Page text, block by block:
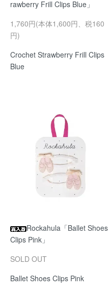
rawberry Frill Clips Blue」
1,760円(本体1,600円、税160
円)
Crochet Strawberry Frill Clips
Blue
Rockahula「Ballet Shoes
Clips Pink」
SOLD OUT
Ballet Shoes Clips Pink